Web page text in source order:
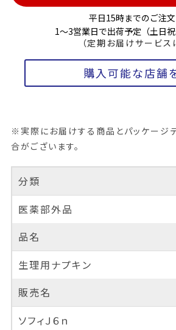
平日15時までのご注
1～3営業日で出荷予定（土日祝
（定期お届けサービス
購入可能な店舗
※実際にお届けする商品とパッケージ
合がございます。
分類
医薬部外品
品名
生理用ナプキン
販売名
ソフィＪ６ｎ